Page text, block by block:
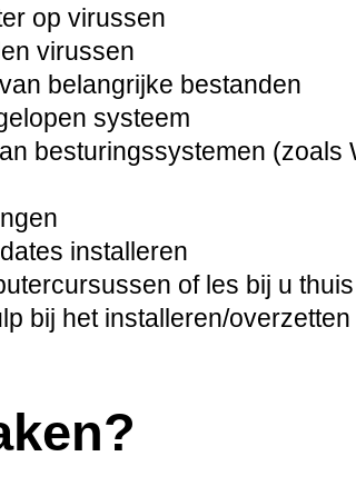
op virussen
virussen
belangrijke bestanden
systeem
besturingssystemen (zoals
installeren
of les bij u thuis
bij het installeren/